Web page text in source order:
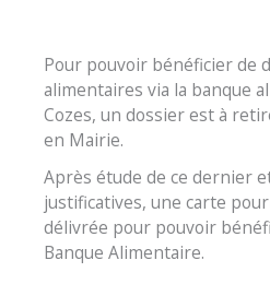
Pour pouvoir bénéficier de
alimentaires via la banque
Cozes, un dossier est à
en Mairie.
Après étude de ce dernier
justificatives, une carte
délivrée pour pouvoir
Banque Alimentaire.